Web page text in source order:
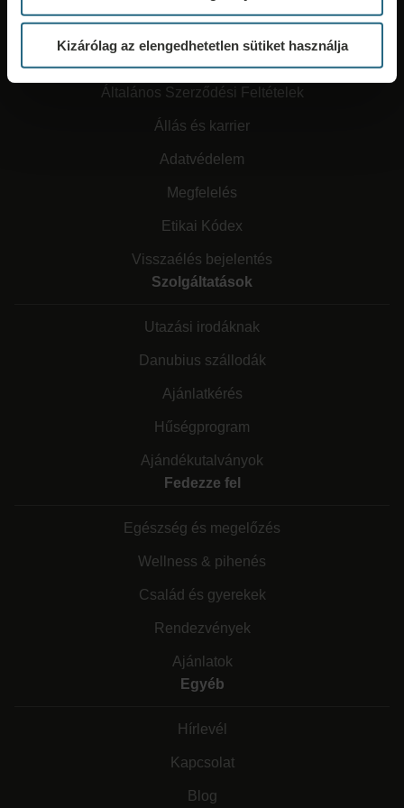
Kizárólag az elengedhetetlen sütiket használja
Rólunk
Általános Szerződési Feltételek
Állás és karrier
Adatvédelem
Megfelelés
Etikai Kódex
Visszaélés bejelentés
Szolgáltatások
Utazási irodáknak
Danubius szállodák
Ajánlatkérés
Hűségprogram
Ajándékutalványok
Fedezze fel
Egészség és megelőzés
Wellness & pihenés
Család és gyerekek
Rendezvények
Ajánlatok
Egyéb
Hírlevél
Kapcsolat
Blog